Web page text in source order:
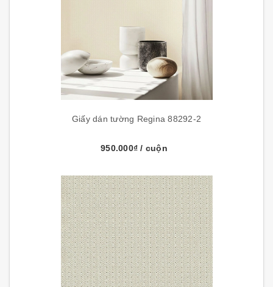
Giấy dán tường Regina 88292-2
950.000₫/ cuộn